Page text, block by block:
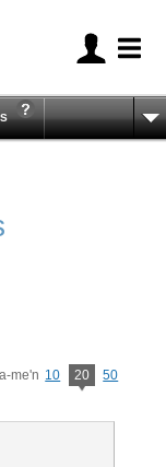
me'n 10 20
50